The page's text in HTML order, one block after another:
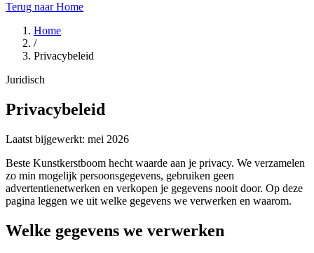
Terug naar Home
Home
/
Privacybeleid
Juridisch
Privacybeleid
Laatst bijgewerkt: mei 2026
Beste Kunstkerstboom hecht waarde aan je privacy. We verzamelen
zo min mogelijk persoonsgegevens, gebruiken geen
advertentienetwerken en verkopen je gegevens nooit door. Op deze
pagina leggen we uit welke gegevens we verwerken en waarom.
Welke gegevens we verwerken